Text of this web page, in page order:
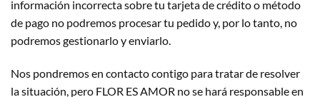
información incorrecta sobre tu tarjeta de crédito o método
de pago no podremos procesar tu pedido y, por lo tanto, no
podremos gestionarlo y enviarlo.
Nos pondremos en contacto contigo para tratar de resolver
la situación, pero FLOR ES AMOR no se hará responsable en